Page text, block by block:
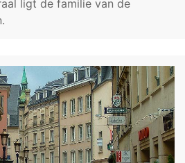
ligt de familie van de